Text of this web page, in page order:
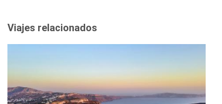
Viajes relacionados